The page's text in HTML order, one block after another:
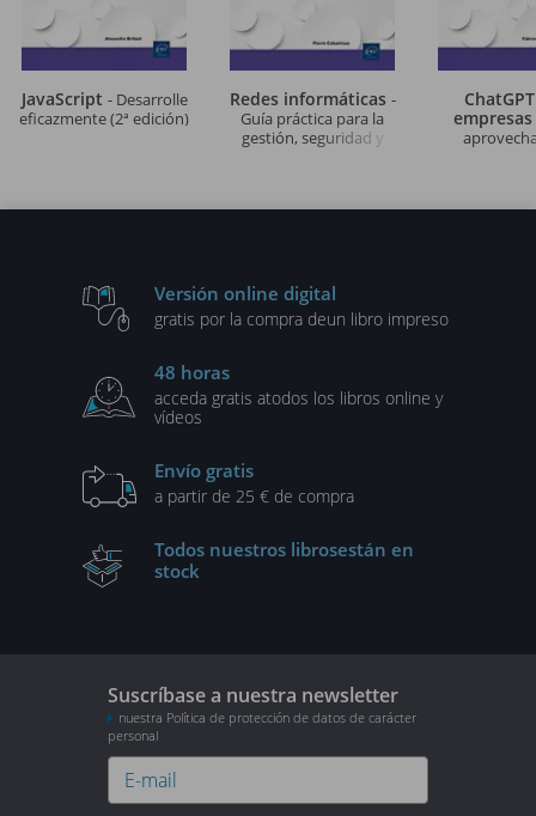
JavaScript - Desarrolle
eficazmente (2ª edición)
Redes informáticas -
Guía práctica para la
gestión, seguridad y
empresas
Versión online digital
gratis por la compra deun libro impreso
48 horas
acceda gratis atodos los libros online y
vídeos
Envío gratis
a partir de 25 € de compra
Todos nuestros librosestán en
stock
Suscríbase a nuestra newsletter
nuestra Política de protección de datos de carácter
personal